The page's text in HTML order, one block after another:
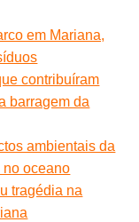
em Mariana,
contribuíram
barragem da
ambientais da
no oceano
tragédia na